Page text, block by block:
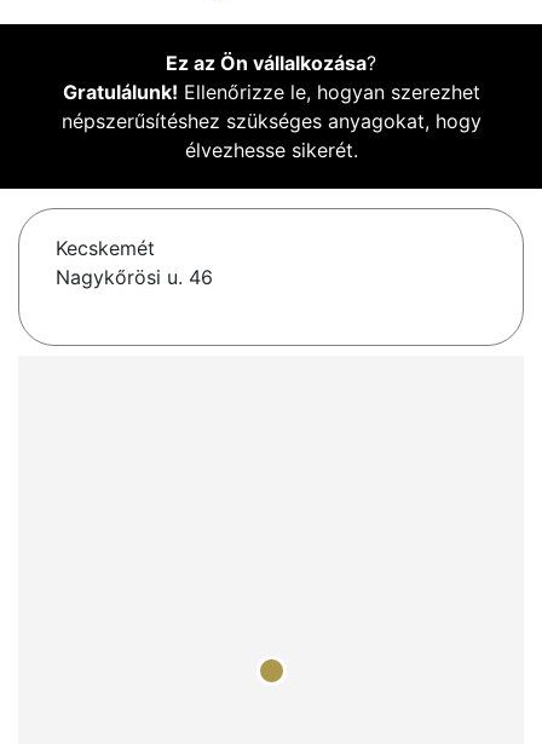
Ez az Ön vállalkozása?
Gratulálunk! Ellenőrizze le, hogyan szerezhet
népszerűsítéshez szükséges anyagokat, hogy
élvezhesse sikerét.
Kecskemét
Nagykőrösi u. 46